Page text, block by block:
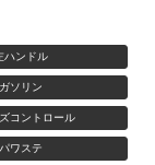
ハンドル
ガソリン
コントロール
パワステ